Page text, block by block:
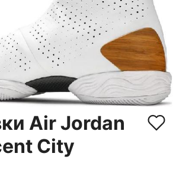
Air Jordan
City